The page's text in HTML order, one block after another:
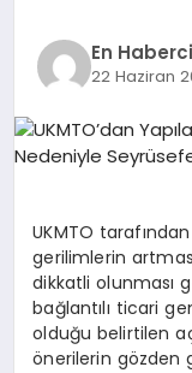
EKONOMI
EĞITIM
En Haberci
22 Haziran
UKMTO
gerilimlerin
dikkatli olunması
bağlantılı ticari
olduğu belirtilen
önerilerin gözden